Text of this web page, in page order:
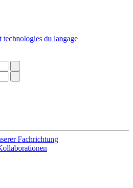
technologies du langage
Fachrichtung